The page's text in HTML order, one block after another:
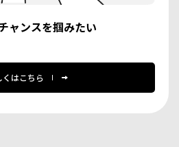
ャンスを掴みたい
くはこちら